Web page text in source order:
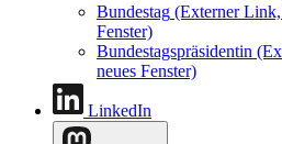
Bundestag (Externer
Fenster)
Bundestagspräsidentin
neues Fenster)
LinkedIn